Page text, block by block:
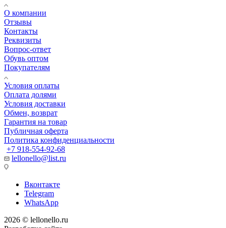
О компании
Отзывы
Контакты
Реквизиты
Вопрос-ответ
Обувь оптом
Покупателям
Условия оплаты
Оплата долями
Условия доставки
Обмен, возврат
Гарантия на товар
Публичная оферта
Политика конфиденциальности
+7 918-554-92-68
lellonello@list.ru
Вконтакте
Telegram
WhatsApp
2026 © lellonello.ru